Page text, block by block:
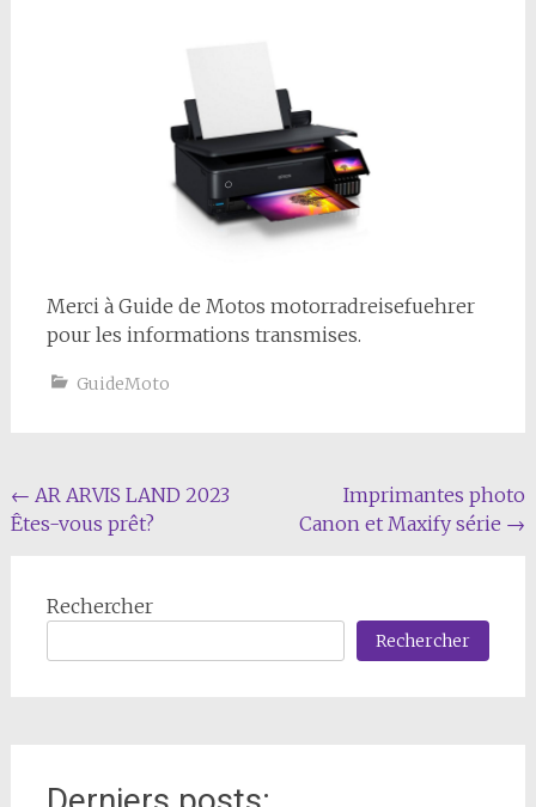
Merci à Guide de Motos motorradreisefuehrer
pour les informations transmises.
GuideMoto
Navigation
de
← AR ARVIS LAND 2023
Êtes-vous prêt?
Imprimantes photo
Canon et Maxify série →
Rechercher
Rechercher